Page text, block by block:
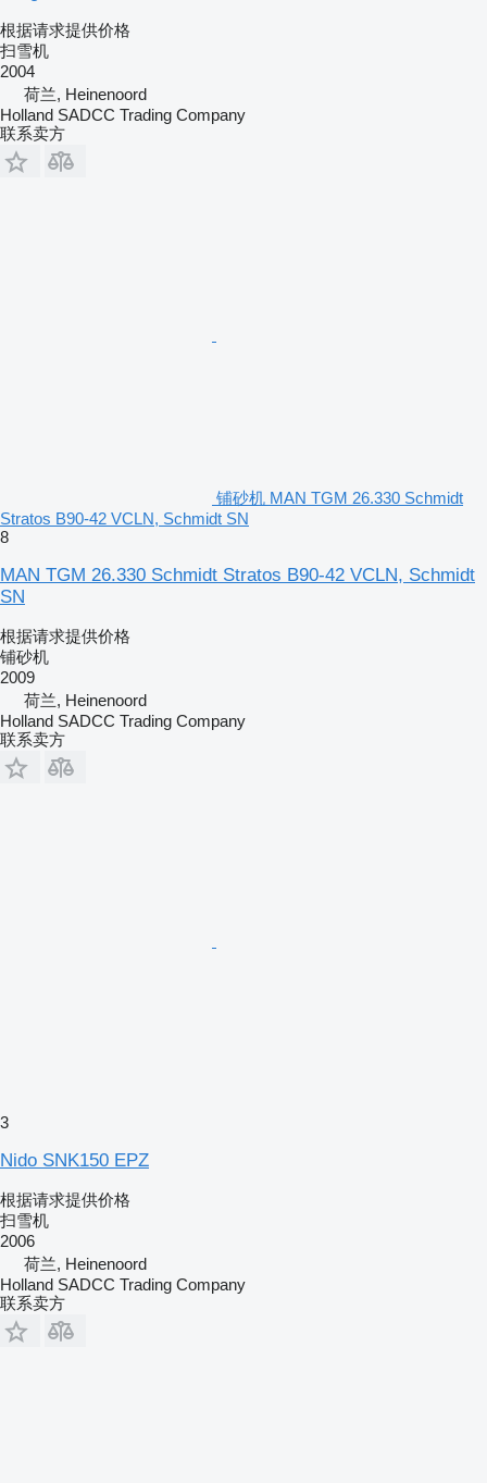
根据请求提供价格
扫雪机
2004
荷兰, Heinenoord
Holland SADCC Trading Company
联系卖方
铺砂机 MAN TGM 26.330 Schmidt
Stratos B90-42 VCLN, Schmidt SN
8
MAN TGM 26.330 Schmidt Stratos B90-42 VCLN, Schmidt
SN
根据请求提供价格
铺砂机
2009
荷兰, Heinenoord
Holland SADCC Trading Company
联系卖方
3
Nido SNK150 EPZ
根据请求提供价格
扫雪机
2006
荷兰, Heinenoord
Holland SADCC Trading Company
联系卖方